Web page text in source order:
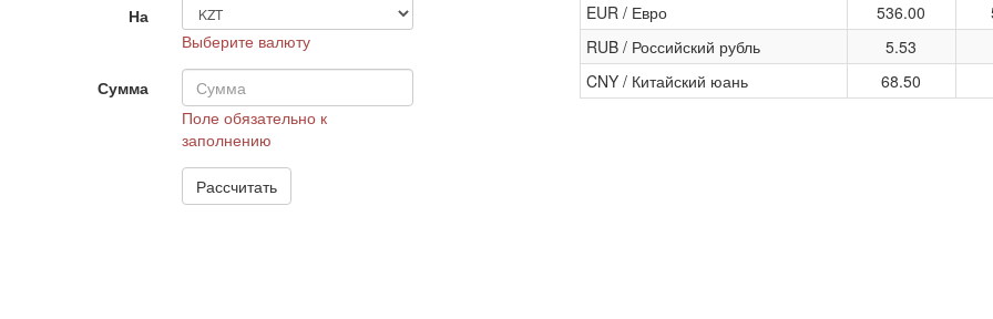
На
Выберите валюту
Сумма
Поле обязательно к
заполнению
EUR / Евро
536.00
RUB / Российский рубль
5.53
CNY / Китайский юань
68.50